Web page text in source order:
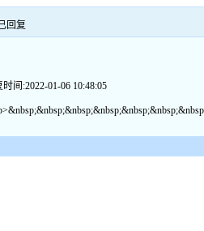
回复
间:2022-01-06 10:48:05